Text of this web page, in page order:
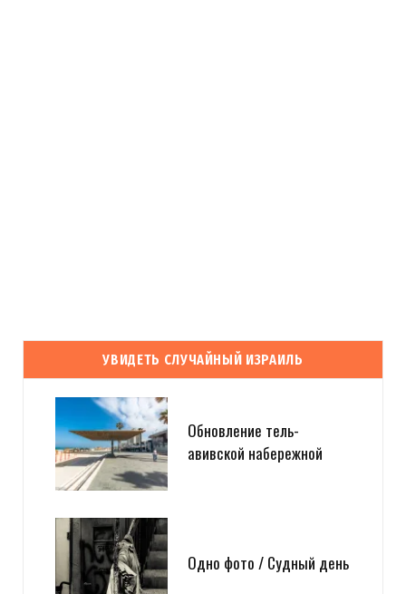
УВИДЕТЬ СЛУЧАЙНЫЙ ИЗРАИЛЬ
Обновление тель-
авивской набережной
Одно фото / Судный день